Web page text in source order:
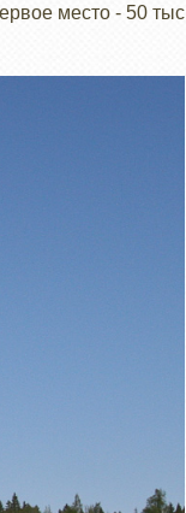
место - 50 тыс